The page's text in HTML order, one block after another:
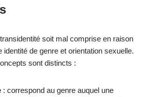
soit mal comprise en raison
identité de genre et orientation sexuelle.
sont distincts :
: correspond au genre auquel une